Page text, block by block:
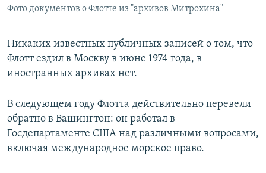
Фото документов о Флотте из "архивов Митрохина"
Никаких известных публичных записей о том, что
Флотт ездил в Москву в июне 1974 года, в
иностранных архивах нет.
В следующем году Флотта действительно перевели
обратно в Вашингтон: он работал в
Госдепартаменте США над различными вопросами,
включая международное морское право.